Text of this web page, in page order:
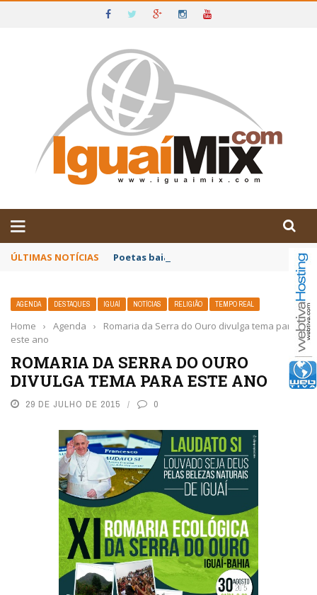
IGUAÍ E SUDOESTE DA BAHIA
ÚLTIMAS NOTÍCIAS Poetas baianos representam o Brasil no
AGENDA DESTAQUES IGUAÍ NOTÍCIAS RELIGIÃO TEMPO REAL
Home › Agenda ›
Romaria da Serra do Ouro divulga tema para
este ano
ROMARIA DA SERRA DO OURO
DIVULGA TEMA PARA ESTE ANO
29 DE JULHO DE 2015 0